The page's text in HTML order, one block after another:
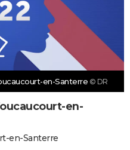
en-Santerre © DR
en-
en-Santerre